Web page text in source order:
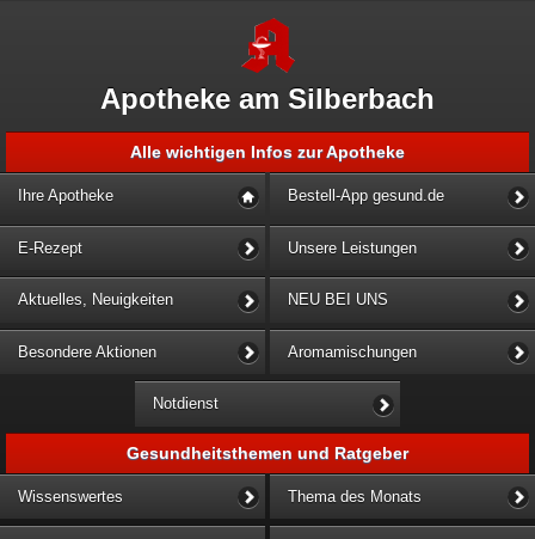
Apotheke am Silberbach
Alle wichtigen Infos zur Apotheke
Ihre Apotheke Bestell-App gesund.de
E-Rezept Unsere Leistungen
Aktuelles, Neuigkeiten NEU BEI UNS
Besondere Aktionen Aromamischungen
Notdienst
Gesundheitsthemen und Ratgeber
Wissenswertes Thema des Monats